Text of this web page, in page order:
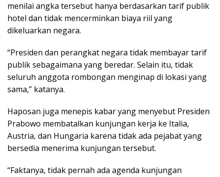
menilai angka tersebut hanya berdasarkan tarif publik
hotel dan tidak mencerminkan biaya riil yang
dikeluarkan negara.
“Presiden dan perangkat negara tidak membayar tarif
publik sebagaimana yang beredar. Selain itu, tidak
seluruh anggota rombongan menginap di lokasi yang
sama,” katanya.
Haposan juga menepis kabar yang menyebut Presiden
Prabowo membatalkan kunjungan kerja ke Italia,
Austria, dan Hungaria karena tidak ada pejabat yang
bersedia menerima kunjungan tersebut.
“Faktanya, tidak pernah ada agenda kunjungan